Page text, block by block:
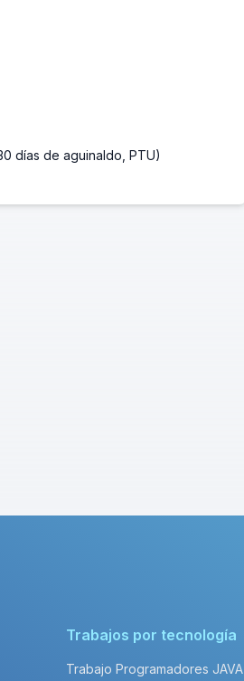
días de aguinaldo, PTU)
Trabajos por tecnología
Trabajo Programadores JAVA